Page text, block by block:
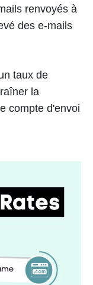
renvoyés à
des e-mails
taux de
la
compte d'envoi